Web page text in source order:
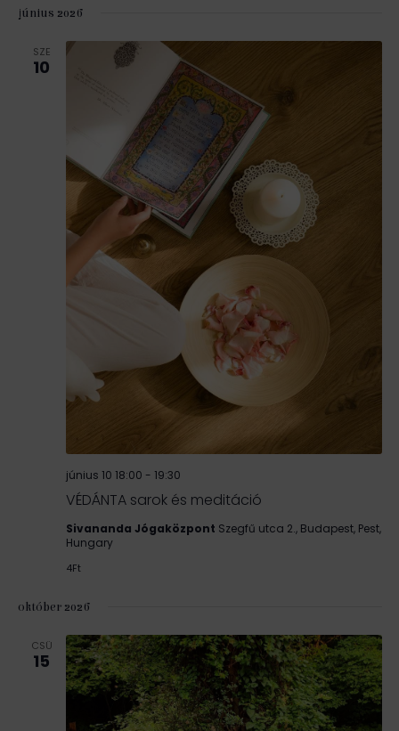
június 2026
SZE
10
VÉDÁNTA sarok és meditáció
június 10 18:00 - 19:30
Sivananda Jógaközpont Szegfű utca 2., Budapest, Pest,
Hungary
4Ft
október 2026
CSÜ
15